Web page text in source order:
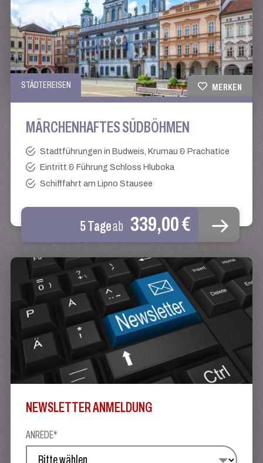
STÄDTEREISEN MERKEN
MÄRCHENHAFTES SÜDBÖHMEN
Stadtführungen in Budweis, Krumau & Prachatice
Eintritt & Führung Schloss Hluboka
Schifffahrt am Lipno Stausee
5 Tageab 339,00 €
NEWSLETTER ANMELDUNG
ANREDE*